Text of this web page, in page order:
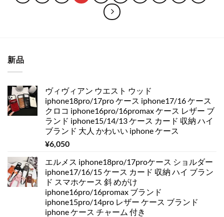
新品
ヴィヴィアン ウエスト ウッド
iphone18pro/17pro ケース iphone17/16 ケース
クロコ iphone16pro/16promax ケース レザー ブ
ランド iphone15/14/13 ケース カード 収納 ハイ
ブランド 大人 かわいい iphone ケース
¥6,050
エルメス iphone18pro/17proケース ショルダー
iphone17/16/15 ケース カード 収納 ハイ ブラン
ド スマホケース 斜 めがけ
iphone16pro/16promax ブランド
iphone15pro/14pro レザー ケース ブランド
iphone ケース チャーム 付き